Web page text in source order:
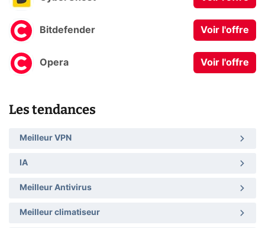
Bitdefender Voir l'offre
Opera Voir l'offre
Les tendances
Meilleur VPN
IA
Meilleur Antivirus
Meilleur climatiseur